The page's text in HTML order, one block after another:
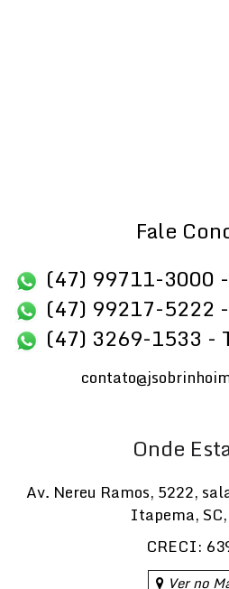
Fale
(47) 99711-3000
(47) 99217-5222
(47) 3269-1533 -
Onde
Av. Nereu Ramos, 5222,
Itapema, SC,
CRECI:
Ver no